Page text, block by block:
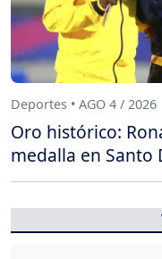
Deportes • AGO 4 / 2026
Oro histórico:
medalla en Santo